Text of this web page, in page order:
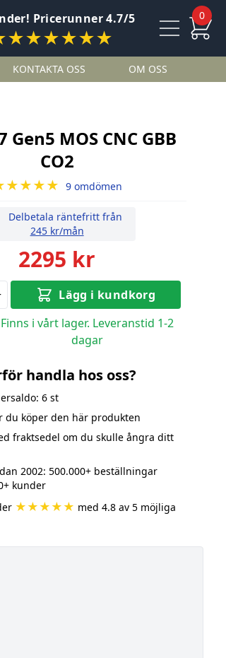
Pricerunner 4.7/5 0
KONTAKTA OSS OM OSS
Gen5 MOS CNC GBB
CO2
9 omdömen
Delbetala räntefritt från
245 kr/mån
2295 kr
Lägg i kundkorg
Finns i vårt lager. Leveranstid 1-2
dagar
handla hos oss?
6 st
du köper den här produkten
fraktsedel om du skulle ångra ditt
2002: 500.000+ beställningar
kunder
★★★★★ med 4.8 av 5 möjliga